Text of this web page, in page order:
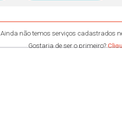
Ainda não temos serviços cadastrados
Gostaria de ser o primeiro?